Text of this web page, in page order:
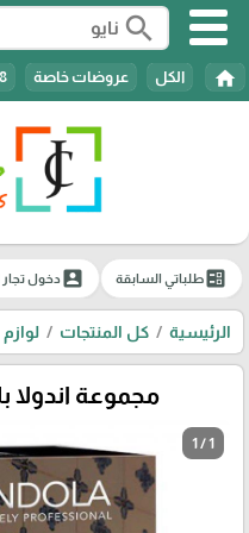
search
home الكل عروضات خاصة
ballotطلباتي السابقة account_boxدخول تجار
الرئيسية كل المنتجات
مجموعة
1 / 1